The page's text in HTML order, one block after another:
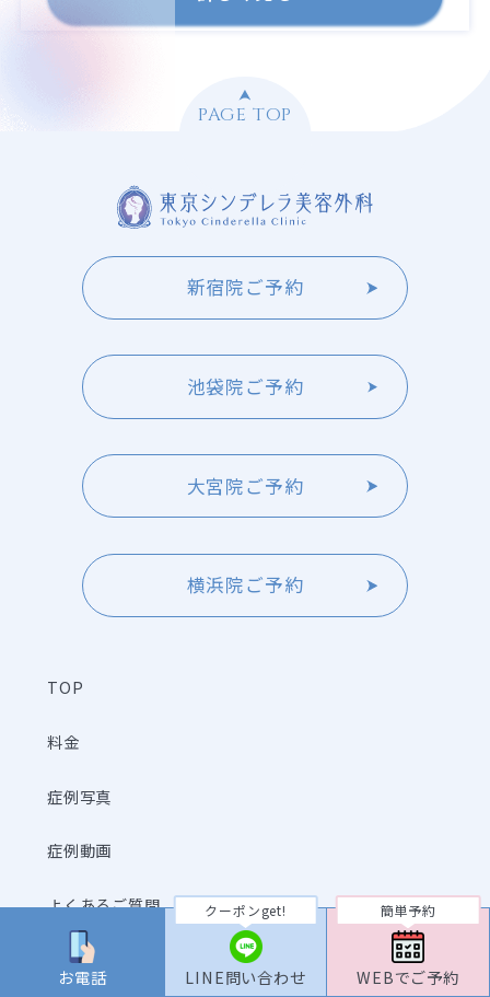
お電話
クーポンget!
LINE問い合わせ
簡単予約
WEBでご予約
PAGE TOP
新宿院ご予約
池袋院ご予約
大宮院ご予約
横浜院ご予約
TOP
料金
症例写真
症例動画
よくあるご質問
クリニック一覧